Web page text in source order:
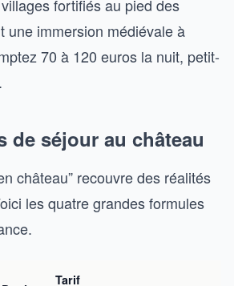
fortifiés au pied des
une immersion médiévale à
70 à 120 euros la nuit, petit-
de séjour au château
château” recouvre des réalités
les quatre grandes formules
Tarif